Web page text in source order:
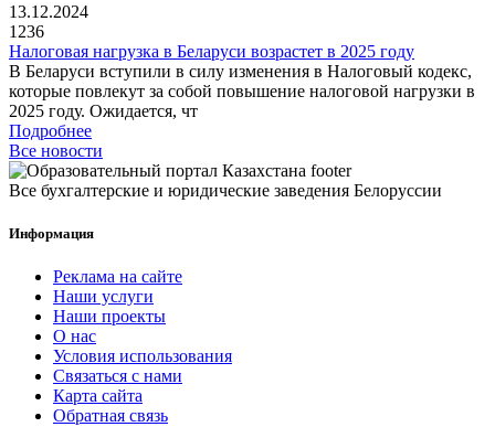
13.12.2024
1236
Налоговая нагрузка в Беларуси возрастет в 2025 году
В Беларуси вступили в силу изменения в Налоговый кодекс,
которые повлекут за собой повышение налоговой нагрузки в
2025 году. Ожидается, чт
Подробнее
Все новости
Все бухгалтерские и юридические заведения Белоруссии
Информация
Реклама на сайте
Наши услуги
Наши проекты
О нас
Условия использования
Связаться с нами
Карта сайта
Обратная связь